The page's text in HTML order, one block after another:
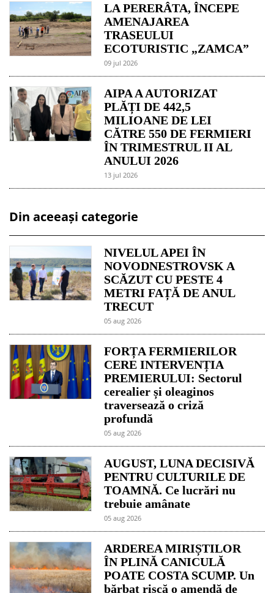
LA PERERÂTA, ÎNCEPE
AMENAJAREA
TRASEULUI
ECOTURISTIC „ZAMCA”
09 jul 2026
AIPA A AUTORIZAT
PLĂȚI DE 442,5
MILIOANE DE LEI
CĂTRE 550 DE FERMIERI
ÎN TRIMESTRUL II AL
ANULUI 2026
13 jul 2026
Din aceeași categorie
NIVELUL APEI ÎN
NOVODNESTROVSK A
SCĂZUT CU PESTE 4
METRI FAȚĂ DE ANUL
TRECUT
05 aug 2026
FORȚA FERMIERILOR
CERE INTERVENȚIA
PREMIERULUI: Sectorul
cerealier și oleaginos
traversează o criză
profundă
05 aug 2026
AUGUST, LUNA DECISIVĂ
PENTRU CULTURILE DE
TOAMNĂ. Ce lucrări nu
trebuie amânate
05 aug 2026
ARDEREA MIRIȘTILOR
ÎN PLINĂ CANICULĂ
POATE COSTA SCUMP. Un
bărbat riscă o amendă de